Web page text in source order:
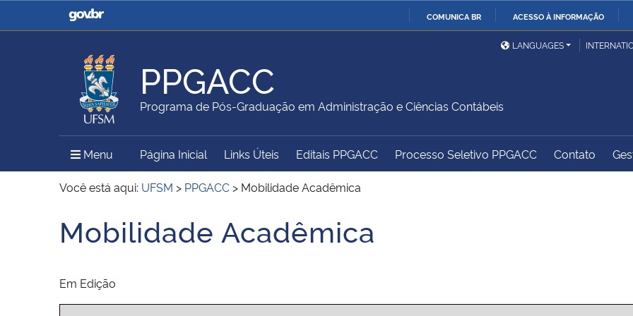
COMUNICA BR ACESSO À INFORMAÇÃO
Casa Civil
Ministério da Justiça e
Ministério da Defesa
Ministério das Relações
Exteriores
Ministério da Agricultura,
Pecuária e Abastecimento
Ministério da Educação
Ministério do Meio Ambiente Ministério do Turismo
Ministério do
Desenvolvimento Regional
Controladoria-Geral da
Secretaria de Governo
Gabinete de Segurança
Advocacia-Geral da União
LANGUAGES
PPGACC
Programa de Pós-Graduação em Administração e Ciências Contábeis
Menu Menu Principal do Sítio
Página Inicial Links Úteis Editais PPGACC Processo Seletivo PPGACC Contato
Você está aqui: UFSM > PPGACC > Mobilidade Acadêmica
Início do conteúdo
Mobilidade Acadêmica
Em Edição